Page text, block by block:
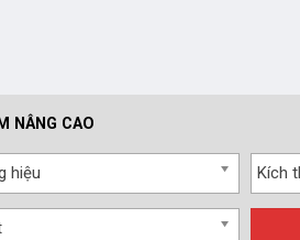
NÂNG CAO
hiệu Kích